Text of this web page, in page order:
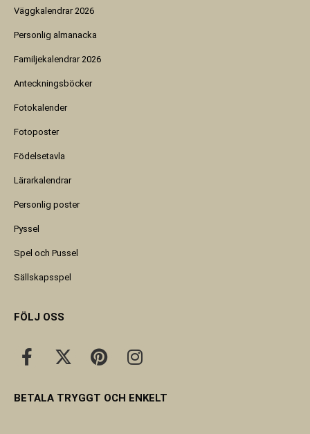
Väggkalendrar 2026
Personlig almanacka
Familjekalendrar 2026
Anteckningsböcker
Fotokalender
Fotoposter
Födelsetavla
Lärarkalendrar
Personlig poster
Pyssel
Spel och Pussel
Sällskapsspel
FÖLJ OSS
BETALA TRYGGT OCH ENKELT